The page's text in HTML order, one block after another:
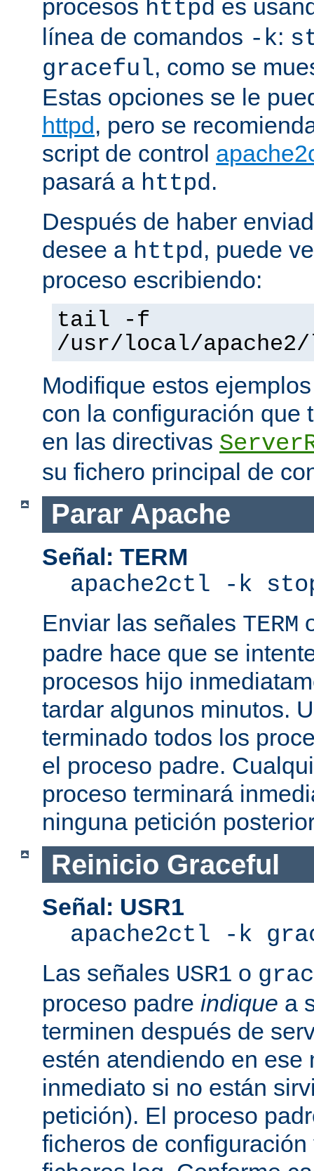
procesos httpd es
línea de comandos -k:
graceful, como se
Estas opciones se le
httpd, pero se
script de control
pasará a httpd.
Después de haber
desee a httpd, puede
proceso escribiendo:
tail -f
/usr/local/
Modifique estos
con la configuración que
en las directivas
su fichero principal de
Parar Apache
Señal: TERM
apache2ctl -k
Enviar las señales TERM
padre hace que se
procesos hijo
tardar algunos minutos.
terminado todos los
el proceso padre.
proceso terminará
ninguna petición
Reinicio Graceful
Señal: USR1
apache2ctl -k
Las señales USR1 o
proceso padre indique a
terminen después de
estén atendiendo en ese
inmediato si no están
petición). El proceso
ficheros de